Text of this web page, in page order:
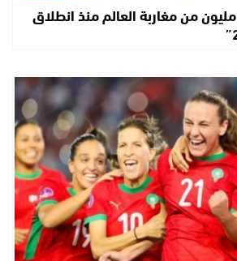
دخول أزيد من 2,7 مليون من مغاربة العالم منذ انطلاق